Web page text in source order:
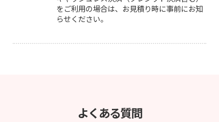
をご利用の場合は、お見積り時に事前にお知
らせください。
よくある質問